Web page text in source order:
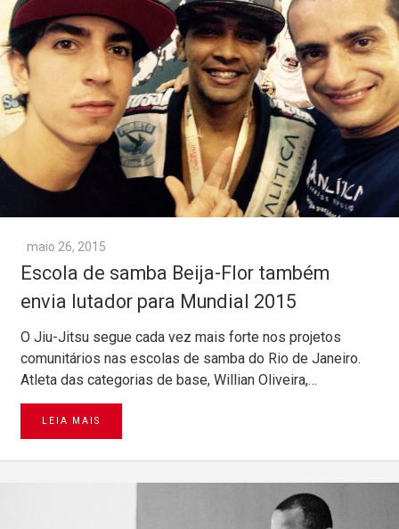
maio 26, 2015
Escola de samba Beija-Flor também
envia lutador para Mundial 2015
O Jiu-Jitsu segue cada vez mais forte nos projetos
comunitários nas escolas de samba do Rio de Janeiro.
Atleta das categorias de base, Willian Oliveira,…
LEIA MAIS